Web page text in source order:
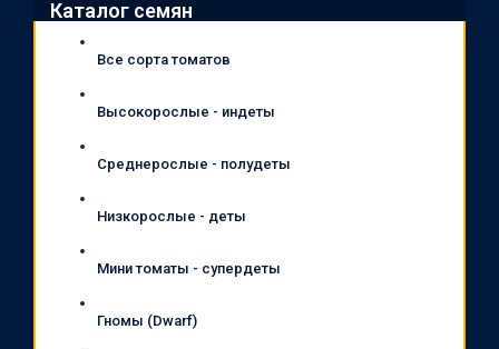
Каталог семян
Все сорта томатов
Высокорослые - индеты
Среднерослые - полудеты
Низкорослые - деты
Мини томаты - супердеты
Гномы (Dwarf)